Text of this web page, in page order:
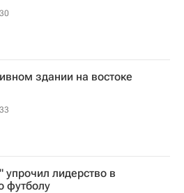
30
здании на востоке
33
лидерство в
футболу